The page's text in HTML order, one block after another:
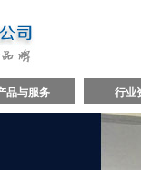
品与服务 行业